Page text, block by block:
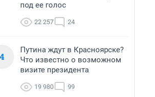
под ее голос
22 257 24
4
Путина ждут в Красноярске?
Что известно о возможном
визите президента
19 980 99